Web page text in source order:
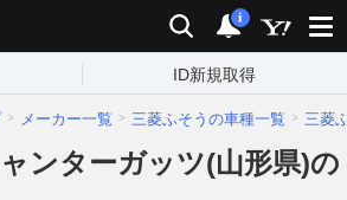
検索 通知
i
ID新規取得
メーカー一覧 三菱ふそうの車種一覧 三菱
ンターガッツ(山形県)の